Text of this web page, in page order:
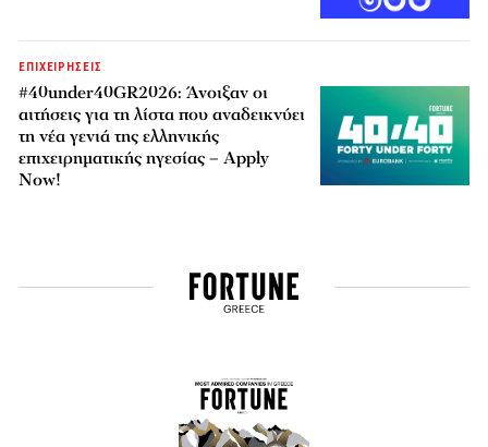
ΕΠΙΧΕΙΡΗΣΕΙΣ
#40under40GR2026: Άνοιξαν οι
αιτήσεις για τη λίστα που αναδεικνύει
τη νέα γενιά της ελληνικής
επιχειρηματικής ηγεσίας – Apply
Now!